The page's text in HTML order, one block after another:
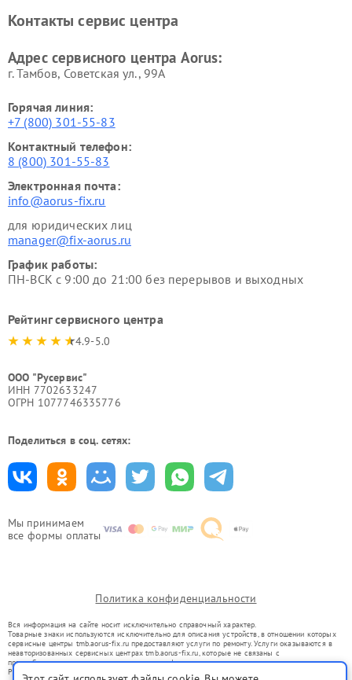
Мы принимаем
все формы оплаты
Контакты сервис центра
Адрес сервисного центра Aorus:
г. Тамбов, Советская ул., 99А
Горячая линия:
+7 (800) 301-55-83
Контактный телефон:
8 (800) 301-55-83
Электронная почта:
info@aorus-fix.ru
для юридических лиц
manager@fix-aorus.ru
График работы:
ПН-ВСК с 9:00 до 21:00 без перерывов и выходных
Рейтинг сервисного центра
4.9-5.0
ООО "Русервис"
ИНН 7702633247
ОГРН 1077746335776
Поделиться в соц. сетях:
Политика конфиденциальности
Вся информация на сайте носит исключительно справочный характер.
Товарные знаки используются исключительно для описания устройств, в отношении которых
сервисные центры tmb.aorus-fix.ru предоставляют услуги по ремонту. Услуги оказываются в
неавторизованных сервисных центрах tmb.aorus-fix.ru, которые не связаны с
правообладателями товарных знаков или их официальными представителями.
Ремонт осуществляется для устройств, уже введенных в гражданский оборот в соответствии